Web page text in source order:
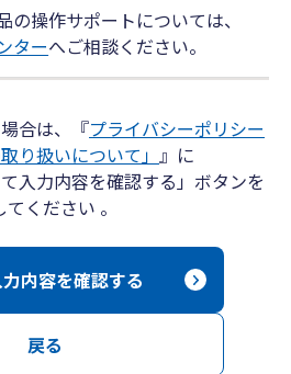
の操作サポートについては、
ターへご相談ください。
合は、『プライバシーポリシー
り扱いについて」 』に
入力内容を確認する」ボタンを
ください 。
戻る
内容を確認する